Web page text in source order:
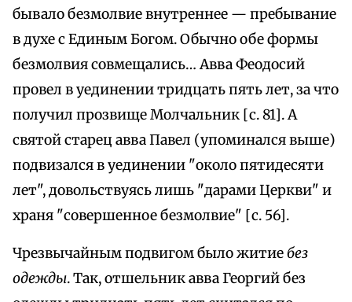
бывало безмолвие внутреннее — пребывание
в духе с Единым Богом. Обычно обе формы
безмолвия совмещались… Авва Феодосий
провел в уединении тридцать пять лет, за что
получил прозвище Молчальник [с. 81]. А
святой старец авва Павел (упоминался выше)
подвизался в уединении "около пятидесяти
лет", довольствуясь лишь "дарами Церкви" и
храня "совершенное безмолвие" [с. 56].
Чрезвычайным подвигом было житиебез
одежды. Так, отшельник авва Георгий без